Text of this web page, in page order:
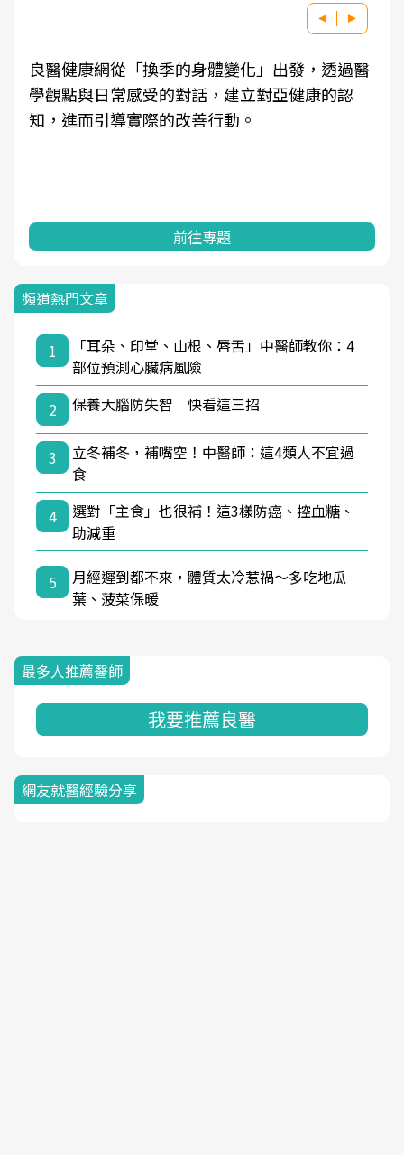
良醫健康網從「換季的身體變化」出發，透過醫
學觀點與日常感受的對話，建立對亞健康的認
知，進而引導實際的改善行動。
前往專題
頻道熱門文章
1
「耳朵、印堂、山根、唇舌」中醫師教你：4
部位預測心臟病風險
2
保養大腦防失智 快看這三招
3
立冬補冬，補嘴空！中醫師：這4類人不宜過
食
4
選對「主食」也很補！這3樣防癌、控血糖、
助減重
5
月經遲到都不來，體質太冷惹禍〜多吃地瓜
葉、菠菜保暖
最多人推薦醫師
我要推薦良醫
網友就醫經驗分享